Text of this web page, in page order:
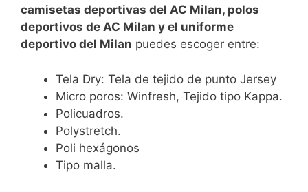
camisetas deportivas del AC Milan, polos
deportivos de AC Milan y el uniforme
deportivo del Milan puedes escoger entre:
Tela Dry: Tela de tejido de punto Jersey
Micro poros: Winfresh, Tejido tipo Kappa.
Policuadros.
Polystretch.
Poli hexágonos
Tipo malla.